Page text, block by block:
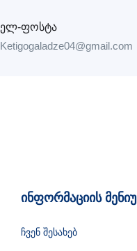
ელ-ფოსტა
Ketigogaladze04@gmail.com
ინფორმაციის მენიუ
ჩვენ შესახებ